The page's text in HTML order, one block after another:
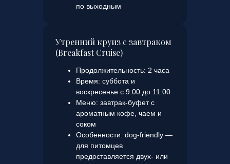
по выходным
Утренний круиз с завтраком
(Breakfast Cruise)
Продолжительность: 2 часа
Время: суббота и
воскресенье с 9:00 до 11:00
Меню: завтрак-буфет с
ароматным кофе, чаем и
соком
Особенности: dog-friendly —
для питомцев
предоставляется двух- или